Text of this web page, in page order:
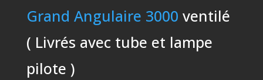
Grand Angulaire 3000 ventilé
( Livrés avec tube et lampe
pilote )